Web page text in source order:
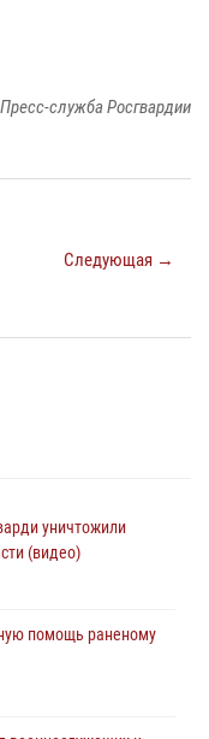
Пресс-служба Росгвардии
Следующая →
уничтожили
(видео)
помощь раненому